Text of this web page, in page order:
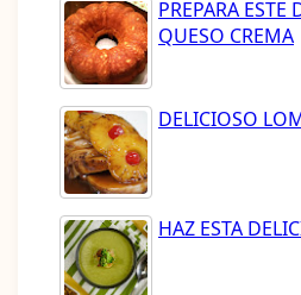
PREPARA
QUESO CREMA
DELICIOSO
HAZ ESTA